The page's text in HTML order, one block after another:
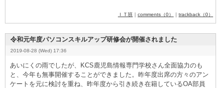
ＩＴ班 ｜ comments（0） ｜ trackback（0）
令和元年度パソコンスキルアップ研修会が開催されました
2019-08-28 (Wed) 17:36
あいにくの雨でしたが、K­C­S ­鹿児島情報専門学校さん全面協力のも
と、今年も無事開催することができました。昨年度出席の方々のアン
ケートを元に検討を重ね、昨年度から引き続き在籍しているO­A­部員